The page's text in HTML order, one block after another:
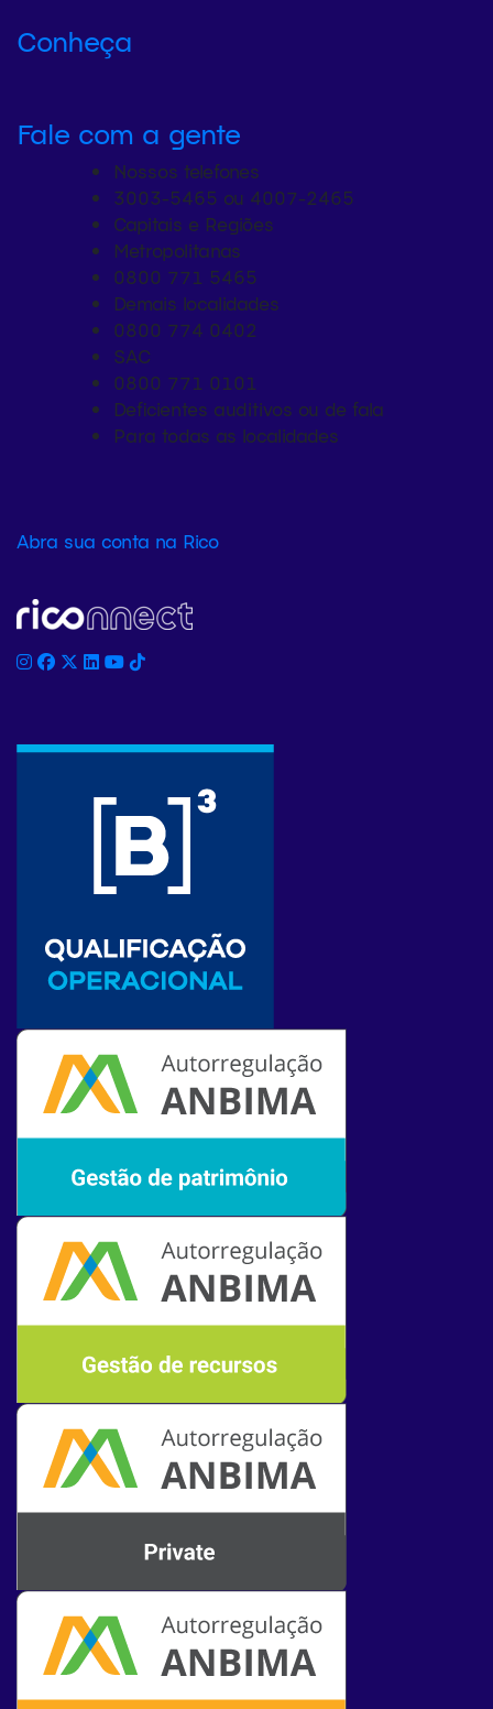
Conheça
Fale com a gente
Nossos telefones
3003-5465 ou 4007-2465
Capitais e Regiões
Metropolitanas
0800 771 5465
Demais localidades
0800 774 0402
SAC
0800 771 0101
Deficientes auditivos ou de fala
Para todas as localidades
Abra sua conta na Rico